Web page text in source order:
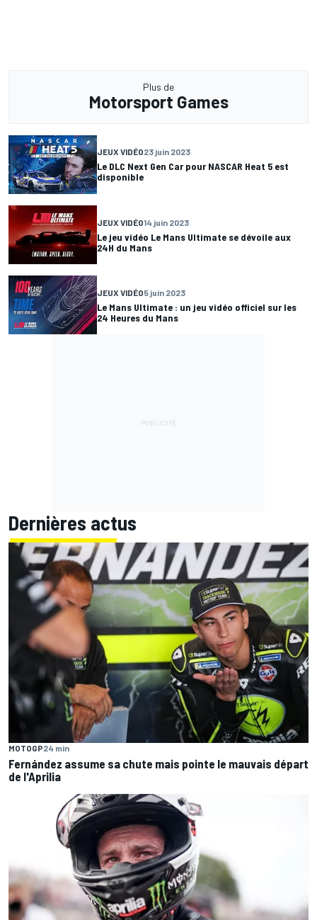
Plus de
Motorsport Games
JEUX VIDÉO23 juin 2023
Le DLC Next Gen Car pour NASCAR Heat 5 est
disponible
JEUX VIDÉO14 juin 2023
Le jeu vidéo Le Mans Ultimate se dévoile aux
24H du Mans
JEUX VIDÉO5 juin 2023
Le Mans Ultimate : un jeu vidéo officiel sur les
24 Heures du Mans
Dernières actus
MOTOGP24 min
Fernández assume sa chute mais pointe le mauvais départ
de l'Aprilia